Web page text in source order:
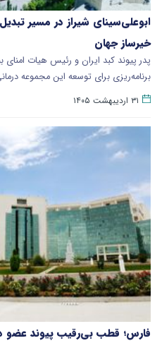
ابوعلی‌سینای شیراز در مسیر
خیرساز جهان
پدر پیوند کبد ایران و رئیس هیات امنای
برنامه‌ریزی برای توسعه این مجموعه
۳۱ اردیبهشت ۱۴۰۵
فارس؛ قطب بی‌رقیب پیوند عضو